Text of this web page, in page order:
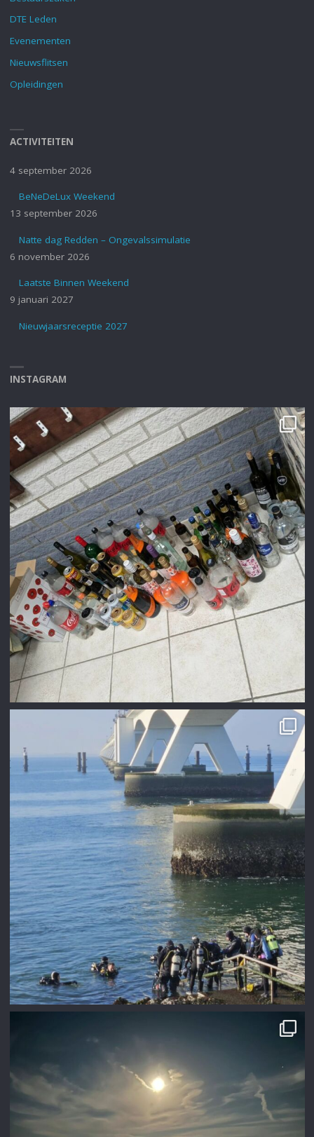
DTE Leden
Evenementen
Nieuwsflitsen
Opleidingen
ACTIVITEITEN
4 september 2026
BeNeDeLux Weekend
13 september 2026
Natte dag Redden – Ongevalssimulatie
6 november 2026
Laatste Binnen Weekend
9 januari 2027
Nieuwjaarsreceptie 2027
INSTAGRAM